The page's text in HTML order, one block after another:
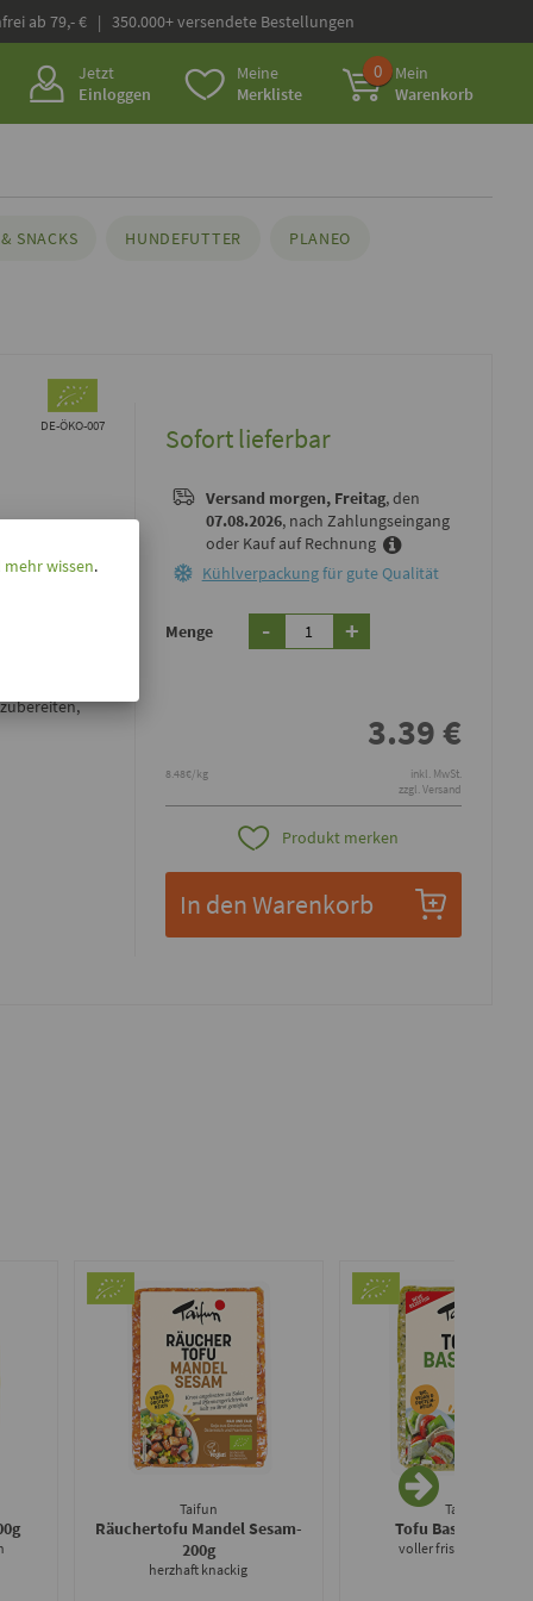
ab 79,- € | 350.000+ versendete Bestellungen
Jetzt
Einloggen
Meine
Merkliste
0
Mein
Warenkorb
SNACKS HUNDEFUTTER PLANEO
DE-ÖKO-007 Sofort lieferbar
Versand morgen, Freitag, den
07.08.2026, nach Zahlungseingang
oder Kauf auf Rechnung
Kühlverpackungfür gute Qualität
Menge - +
3.39€
8.48€/kg
inkl. MwSt.
zzgl. Versand
Produkt merken
In den Warenkorb
Taifun
Räuchertofu Mandel Sesam-
200g
herzhaft knackig
Taifun
Tofu Basilico
voller frischer Kräuter
wissen.